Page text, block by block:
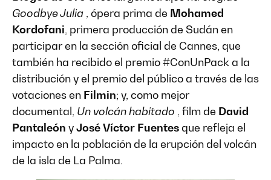
Goodbye Julia , ópera prima de Mohamed
Kordofani, primera producción de Sudán en
participar en la sección oficial de Cannes, que
también ha recibido el premio #ConUnPack a la
distribución y el premio del público a través de las
votaciones en Filmin; y, como mejor
documental, Un volcán habitado , film de David
Pantaleón yJosé Víctor Fuentes que refleja el
impacto en la población de la erupción del volcán
de la isla de La Palma.